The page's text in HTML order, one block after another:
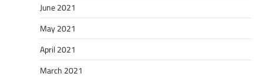
June 2021
May 2021
April 2021
March 2021